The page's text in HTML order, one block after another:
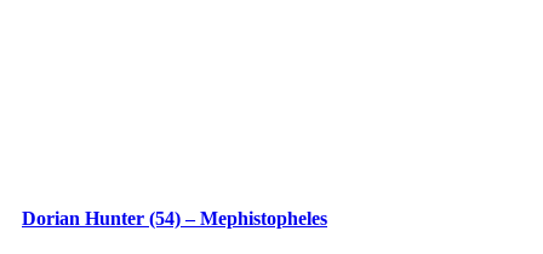
Dorian Hunter (54) – Mephistopheles